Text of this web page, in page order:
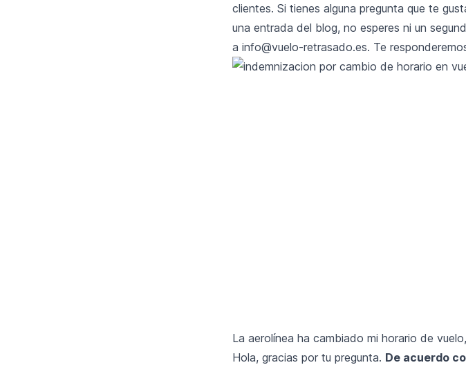
clientes. Si tienes alguna pregunta que te
una entrada del blog, no esperes ni un
a info@vuelo-retrasado.es. Te
La aerolínea ha cambiado mi horario de
Hola, gracias por tu pregunta. De acuerdo